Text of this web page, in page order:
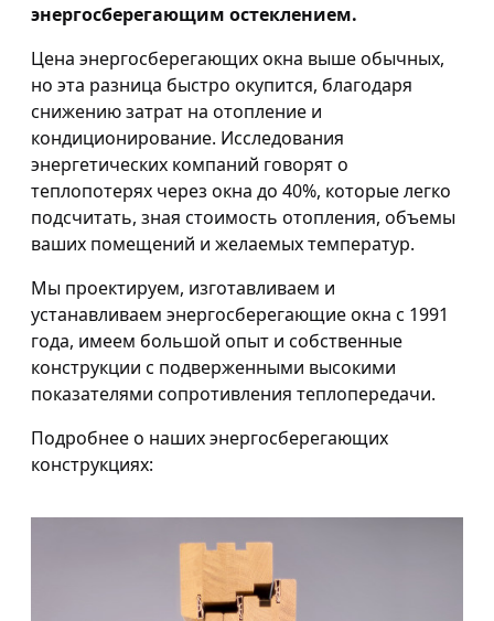
энергосберегающим остеклением.
Цена энергосберегающих окна выше обычных,
но эта разница быстро окупится, благодаря
снижению затрат на отопление и
кондиционирование. Исследования
энергетических компаний говорят о
теплопотерях через окна до 40%, которые легко
подсчитать, зная стоимость отопления, объемы
ваших помещений и желаемых температур.
Мы проектируем, изготавливаем и
устанавливаем энергосберегающие окна с 1991
года, имеем большой опыт и собственные
конструкции c подверженными высокими
показателями сопротивления теплопередачи.
Подробнее о наших энергосберегающих
конструкциях: